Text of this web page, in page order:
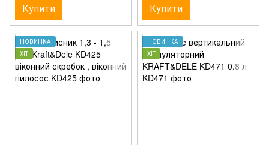
Купити Купити
НОВИНКА
ХІТ
НОВИНКА
ХІТ